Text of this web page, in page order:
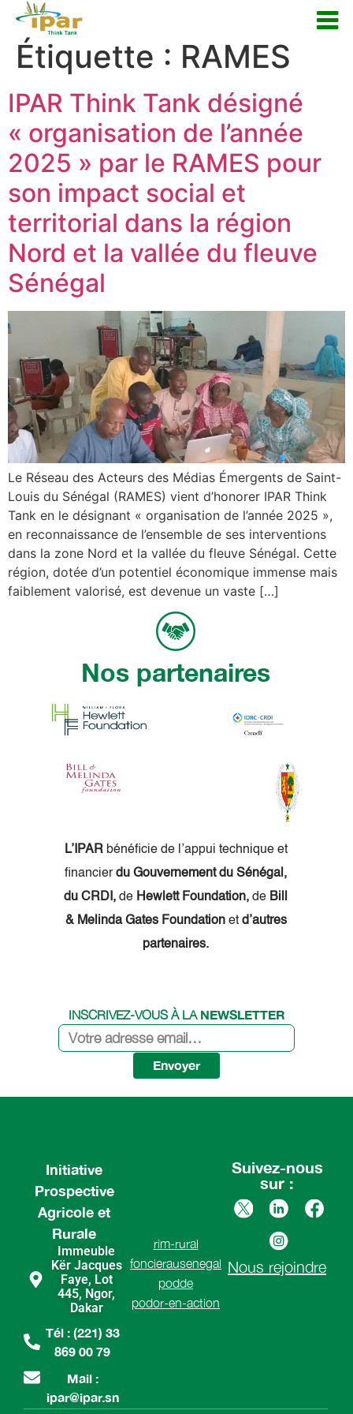
Étiquette : RAMES
IPAR Think Tank désigné
« organisation de l’année
2025 » par le RAMES pour
son impact social et
territorial dans la région
Nord et la vallée du fleuve
Sénégal
Le Réseau des Acteurs des Médias Émergents de Saint-
Louis du Sénégal (RAMES) vient d’honorer IPAR Think
Tank en le désignant « organisation de l’année 2025 »,
en reconnaissance de l’ensemble de ses interventions
dans la zone Nord et la vallée du fleuve Sénégal. Cette
région, dotée d’un potentiel économique immense mais
faiblement valorisé, est devenue un vaste […]
Nos partenaires
L’IPARbénéficie de l’appui technique et
financierdu Gouvernement du Sénégal,
du CRDI, de Hewlett Foundation, de Bill
& Melinda Gates Foundation et d’autres
partenaires.
INSCRIVEZ-VOUS À LA NEWSLETTER
Envoyer
Initiative
Prospective
Agricole et
Rurale
Immeuble
Kër Jacques
Faye, Lot
445, Ngor,
Dakar
Tél : (221) 33
869 00 79
Mail :
ipar@ipar.sn
rim-rural
foncierausenegal
podde
podor-en-action
Suivez-nous
sur :
Nous rejoindre